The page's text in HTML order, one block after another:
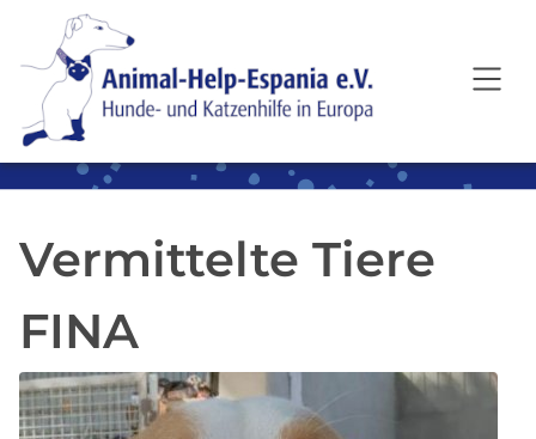
SKIP TO MAIN CONTENT
Vermittelte Tiere
FINA